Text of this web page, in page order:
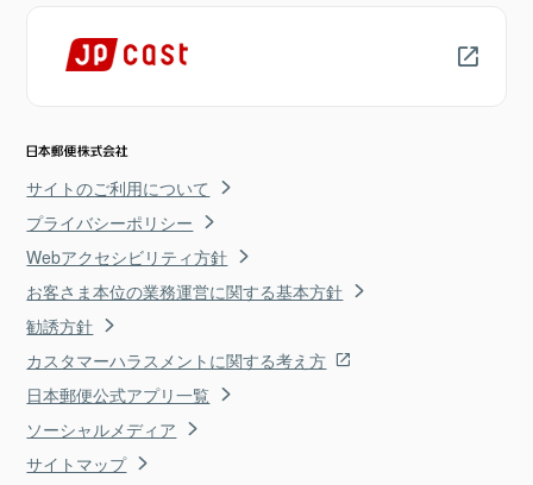
サイトのご利用について
プライバシーポリシー
Webアクセシビリティ方針
お客さま本位の業務運営に関する基本方針
勧誘方針
カスタマーハラスメントに関する考え方
日本郵便公式アプリ一覧
ソーシャルメディア
サイトマップ